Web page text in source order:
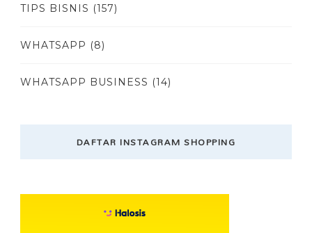
TIPS BISNIS (157)
WHATSAPP (8)
WHATSAPP BUSINESS (14)
DAFTAR INSTAGRAM SHOPPING